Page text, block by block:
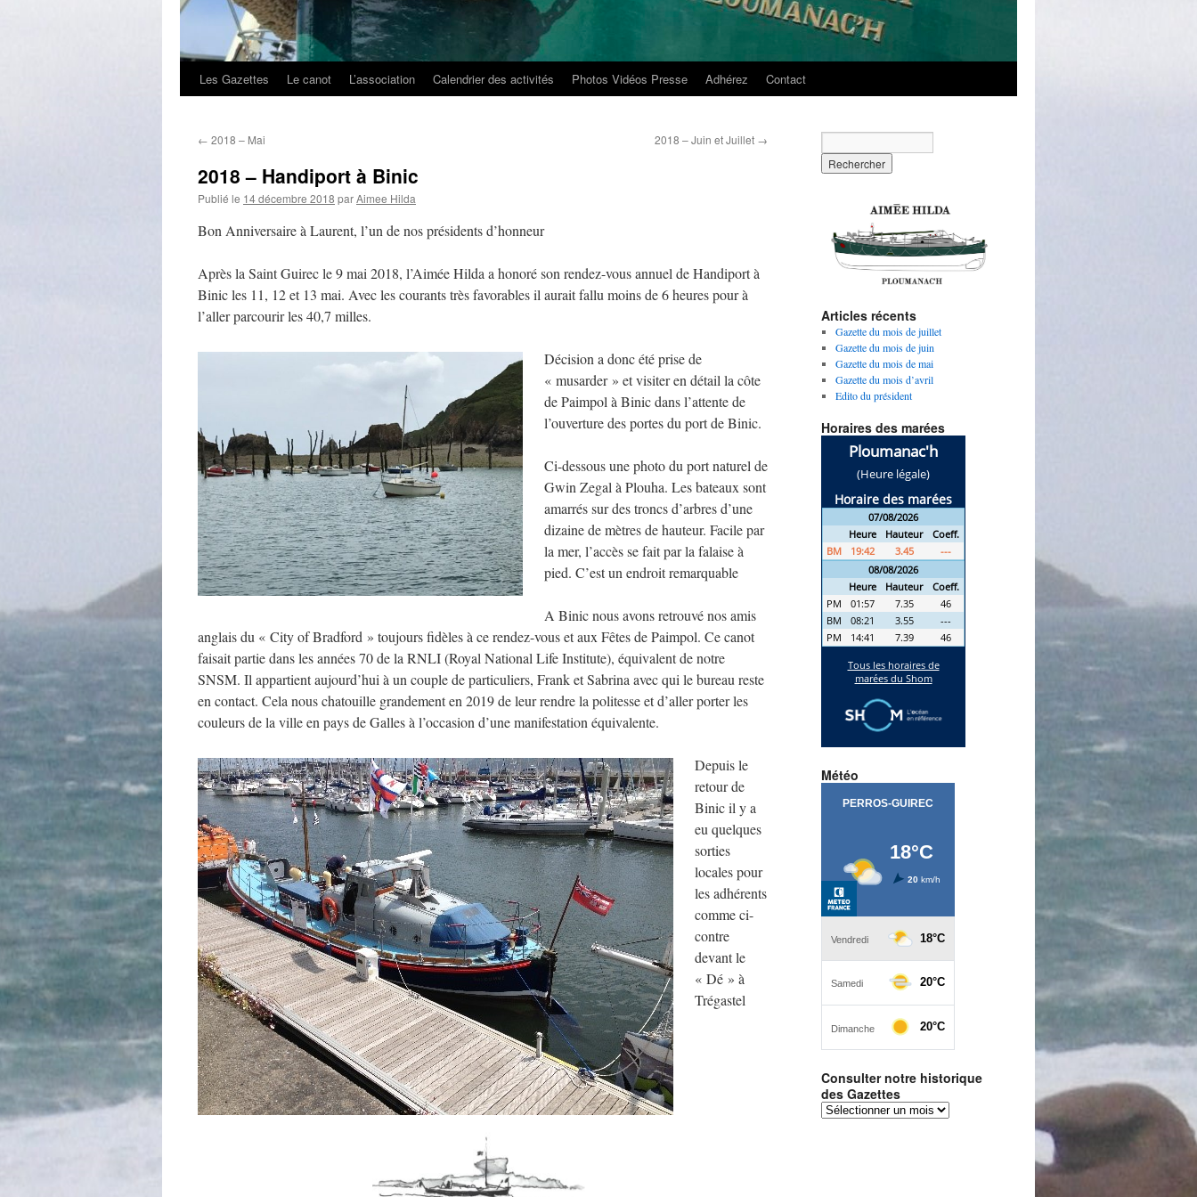
Les Gazettes Le canot L’association Calendrier des activités Photos Vidéos Presse Adhérez Contact
← 2018 – Mai 2018 – Juin et Juillet →
2018 – Handiport à Binic
Publié le 14 décembre 2018 parAimee Hilda
Bon Anniversaire à Laurent, l’un de nos présidents d’honneur
Après la Saint Guirec le 9 mai 2018, l’Aimée Hilda a honoré son rendez-vous annuel de Handiport à
Binic les 11, 12 et 13 mai. Avec les courants très favorables il aurait fallu moins de 6 heures pour à
l’aller parcourir les 40,7 milles.
Décision a donc été prise de
« musarder » et visiter en détail la côte
de Paimpol à Binic dans l’attente de
l’ouverture des portes du port de Binic.
Ci-dessous une photo du port naturel de
Gwin Zegal à Plouha. Les bateaux sont
amarrés sur des troncs d’arbres d’une
dizaine de mètres de hauteur. Facile par
la mer, l’accès se fait par la falaise à
pied. C’est un endroit remarquable
A Binic nous avons retrouvé nos amis
anglais du « City of Bradford » toujours fidèles à ce rendez-vous et aux Fêtes de Paimpol. Ce canot
faisait partie dans les années 70 de la RNLI (Royal National Life Institute), équivalent de notre
SNSM. Il appartient aujourd’hui à un couple de particuliers, Frank et Sabrina avec qui le bureau reste
en contact. Cela nous chatouille grandement en 2019 de leur rendre la politesse et d’aller porter les
couleurs de la ville en pays de Galles à l’occasion d’une manifestation équivalente.
Depuis le
retour de
Binic il y a
eu quelques
sorties
locales pour
les adhérents
comme ci-
contre
devant le
« Dé » à
Trégastel
Articles récents
Gazette du mois de juillet
Gazette du mois de juin
Gazette du mois de mai
Gazette du mois d’avril
Edito du président
Horaires des marées
Météo
Consulter notre historique
des Gazettes
Consulter